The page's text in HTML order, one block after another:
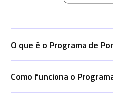
O que é o Programa de
O Programa de Pontos da
Como funciona o